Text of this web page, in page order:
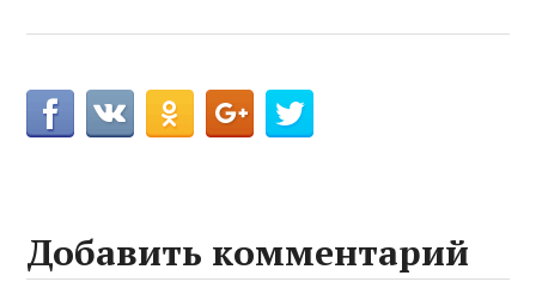
Добавить комментарий